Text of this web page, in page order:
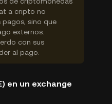
a cripto no
sino que
externos.
con sus
al pago.
en un exchange